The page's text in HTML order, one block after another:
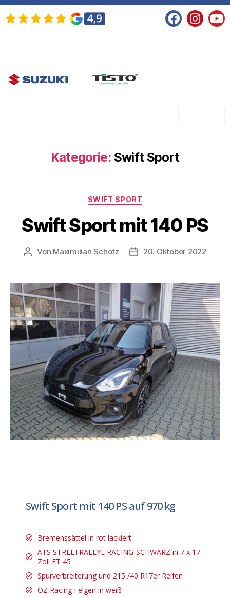
Kategorie: Swift Sport
SWIFT SPORT
Swift Sport mit 140 PS
Von Maximilian Schötz 20. Oktober 2022
Swift Sport mit 140 PS auf 970 kg
Bremenssättel in rot lackiert
ATS STREETRALLYE RACING-SCHWARZ in 7 x 17
Zoll ET 45
Spurverbreiterung und 215 /40 R17er Reifen
OZ Racing Felgen in weiß